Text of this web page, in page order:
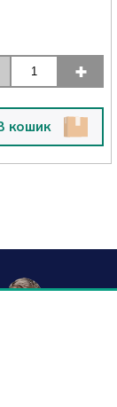
кошик